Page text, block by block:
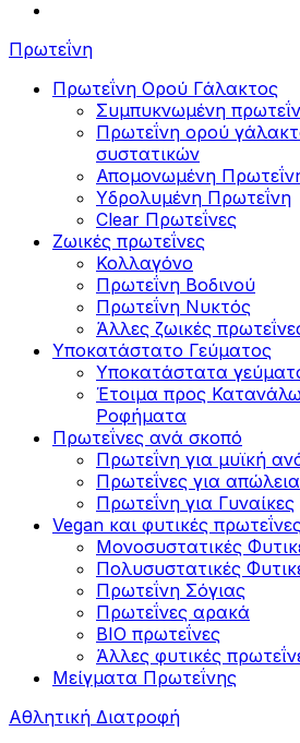
Πρωτεΐνη
Πρωτεΐνη Ορού Γάλακτος
Συμπυκνωμένη
Πρωτεΐνη ορού
συστατικών
Απομονωμένη
Υδρολυμένη Πρωτεΐνη
Clear Πρωτεΐνες
Ζωικές πρωτεΐνες
Κολλαγόνο
Πρωτεΐνη Βοδινού
Πρωτεΐνη Νυκτός
Άλλες ζωικές
Υποκατάστατο Γεύματος
Υποκατάστατα
Έτοιμα προς
Ροφήματα
Πρωτεΐνες ανά σκοπό
Πρωτεΐνη για μυϊκή
Πρωτεΐνες για
Πρωτεΐνη για Γυναίκες
Vegan και φυτικές
Μονοσυστατικές
Πολυσυστατικές
Πρωτεΐνη Σόγιας
Πρωτεΐνες αρακά
ΒIO πρωτεΐνες
Άλλες φυτικές
Μείγματα Πρωτεΐνης
Αθλητική Διατροφή